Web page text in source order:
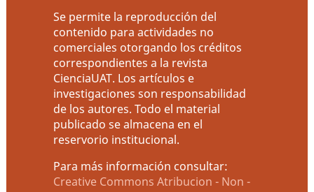
Se permite la reproducción del
contenido para actividades no
comerciales otorgando los créditos
correspondientes a la revista
CienciaUAT. Los artículos e
investigaciones son responsabilidad
de los autores. Todo el material
publicado se almacena en el
reservorio institucional.
Para más información consultar:
Creative Commons Atribucion - Non -